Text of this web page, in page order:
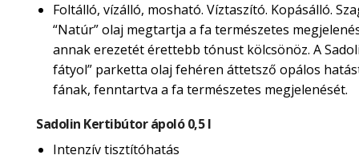
Foltálló, vízálló, mosható. Víztaszító. Kopásálló.
“Natúr” olaj megtartja a fa természetes
annak erezetét érettebb tónust kölcsönöz. A
fátyol” parketta olaj fehéren áttetsző opálos
fának, fenntartva a fa természetes megjelenését.
Sadolin Kertibútor ápoló 0,5 l
Intenzív tisztítóhatás